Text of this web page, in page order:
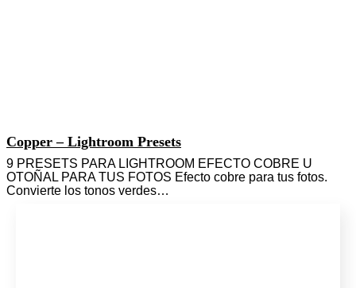
Copper – Lightroom Presets
9 PRESETS PARA LIGHTROOM EFECTO COBRE U
OTOÑAL PARA TUS FOTOS Efecto cobre para tus fotos.
Convierte los tonos verdes…